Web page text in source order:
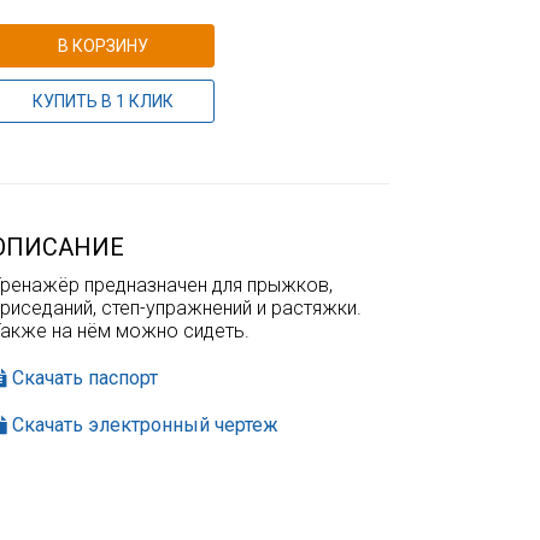
В КОРЗИНУ
КУПИТЬ В 1 КЛИК
предназначен для прыжков,
степ-упражнений и растяжки.
на нём можно сидеть.
Скачать паспорт
Скачать электронный чертеж